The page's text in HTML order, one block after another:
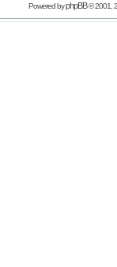
Powered byphpBB© 2001,